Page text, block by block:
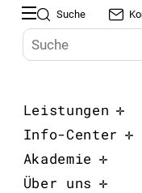
Suche
Leistungen
Info-Center
Akademie
Über uns